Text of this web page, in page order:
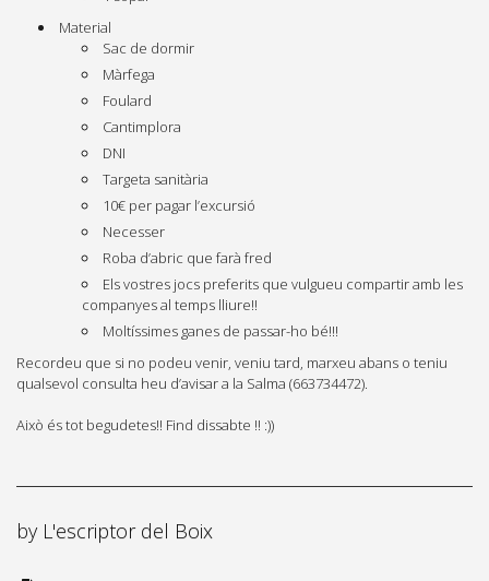
Material
Sac de dormir
Màrfega
Foulard
Cantimplora
DNI
Targeta sanitària
10€ per pagar l’excursió
Necesser
Roba d’abric que farà fred
Els vostres jocs preferits que vulgueu compartir amb les
companyes al temps lliure!!
Moltíssimes ganes de passar-ho bé!!!
Recordeu que si no podeu venir, veniu tard, marxeu abans o teniu
qualsevol consulta heu d’avisar a la Salma (663734472).
Això és tot begudetes!! Find dissabte !! :))
by L'escriptor del Boix